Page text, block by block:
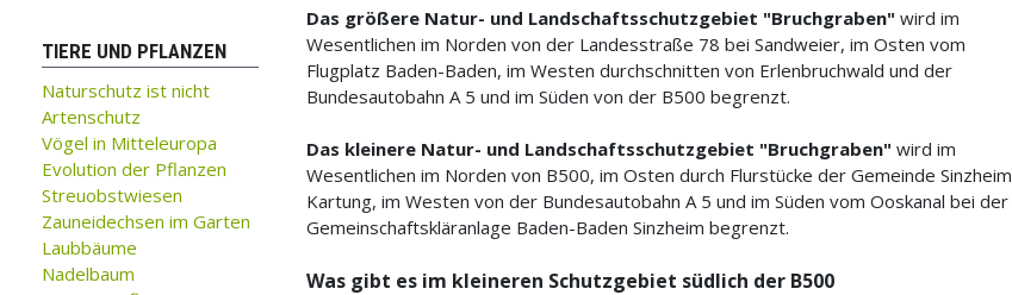
TIERE UND PFLANZEN
Naturschutz ist nicht
Artenschutz
Vögel in Mitteleuropa
Evolution der Pflanzen
Streuobstwiesen
Zauneidechsen im Garten
Laubbäume
Nadelbaum
Das größere Natur- und Landschaftsschutzgebiet "Bruchgraben" wird im
Wesentlichen im Norden von der Landesstraße 78 bei Sandweier, im Osten vom
Flugplatz Baden-Baden, im Westen durchschnitten von Erlenbruchwald und der
Bundesautobahn A 5 und im Süden von der B500 begrenzt.
Das kleinere Natur- und Landschaftsschutzgebiet "Bruchgraben" wird im
Wesentlichen im Norden von B500, im Osten durch Flurstücke der Gemeinde Sinzheim
Kartung, im Westen von der Bundesautobahn A 5 und im Süden vom Ooskanal bei der
Gemeinschaftskläranlage Baden-Baden Sinzheim begrenzt.
Was gibt es im kleineren Schutzgebiet südlich der B500